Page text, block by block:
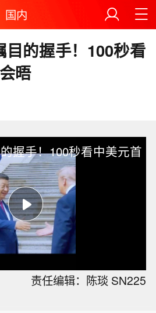
国内
目的握手！100秒看
晤
握手！100秒看中美元首
责任编辑：陈琰 SN225